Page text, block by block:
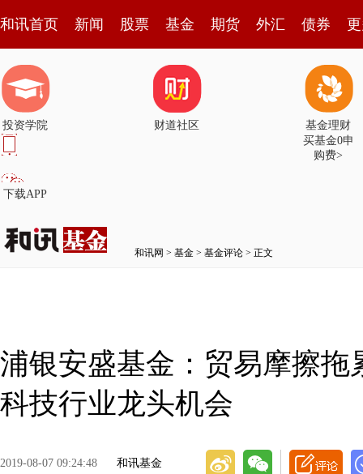
和讯首页 新闻 股票 基金 期货 外汇 债券
投资学院 财道社区
基金理财
买基金0申
购费>
下载APP
和讯网 > 基金 > 基金评论 > 正文
浦银安盛基金：贸易摩擦
科技行业龙头机会
2019-08-07 09:24:48 和讯基金